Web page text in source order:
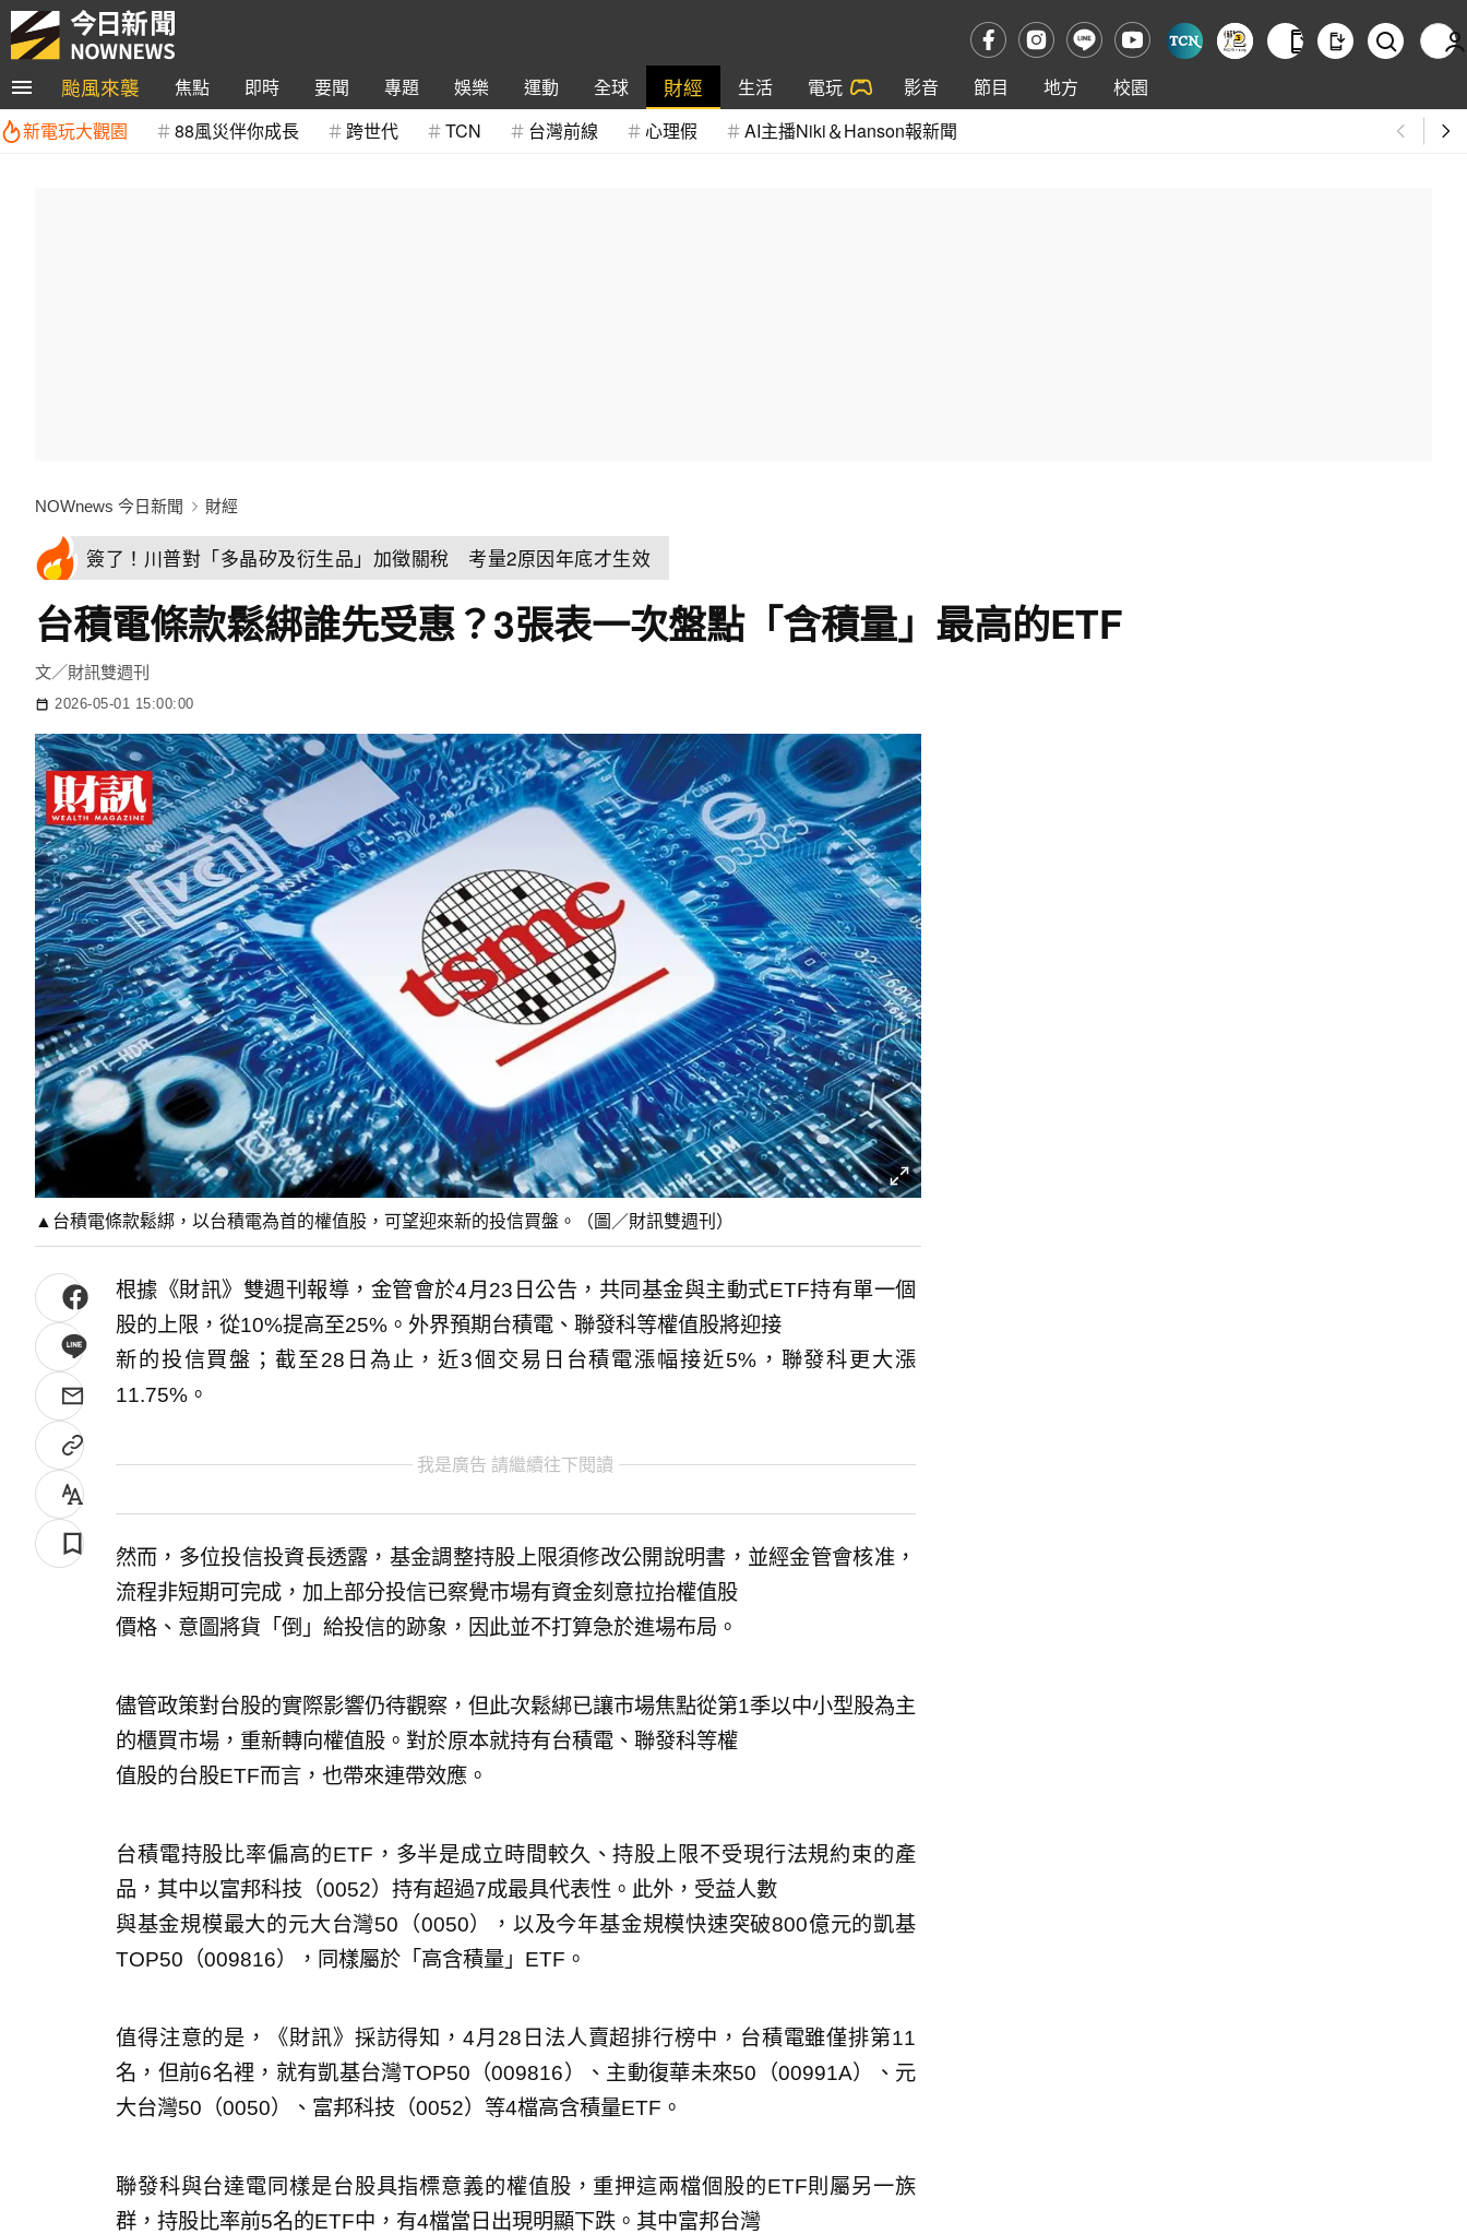
颱風來襲 焦點 即時 要聞 專題 娛樂 運動 全球 財經 生活 電玩 影音 節目 地方
校園
新電玩大觀園
88風災伴你成長 跨世代 TCN 台灣前線 心理假 AI主播Niki＆Hanson報新聞
NOWnews 今日新聞 財經
簽了！川普對「多晶矽及衍生品」加徵關稅 考量2原因年底才生效
台積電條款鬆綁誰先受惠？3張表一次盤點「含積量」最高的ETF
文／財訊雙週刊
2026-05-01 15:00:00
▲台積電條款鬆綁，以台積電為首的權值股，可望迎來新的投信買盤。（圖／財訊雙週刊）
根據《財訊》雙週刊報導，金管會於4月23日公告，共同基金與主動式ETF持有單一個
股的上限，從10%提高至25%。外界預期台積電、聯發科等權值股將迎接
新的投信買盤；截至28日為止，近3個交易日台積電漲幅接近5%，聯發科更大漲
11.75%。
我是廣告 請繼續往下閱讀
然而，多位投信投資長透露，基金調整持股上限須修改公開說明書，並經金管會核准，
流程非短期可完成，加上部分投信已察覺市場有資金刻意拉抬權值股
價格、意圖將貨「倒」給投信的跡象，因此並不打算急於進場布局。
儘管政策對台股的實際影響仍待觀察，但此次鬆綁已讓市場焦點從第1季以中小型股為主
的櫃買市場，重新轉向權值股。對於原本就持有台積電、聯發科等權
值股的台股ETF而言，也帶來連帶效應。
台積電持股比率偏高的ETF，多半是成立時間較久、持股上限不受現行法規約束的產
品，其中以富邦科技（0052）持有超過7成最具代表性。此外，受益人數
與基金規模最大的元大台灣50（0050），以及今年基金規模快速突破800億元的凱基
TOP50（009816），同樣屬於「高含積量」ETF。
值得注意的是，《財訊》採訪得知，4月28日法人賣超排行榜中，台積電雖僅排第11
名，但前6名裡，就有凱基台灣TOP50（009816）、主動復華未來50（00991A）、元
大台灣50（0050）、富邦科技（0052）等4檔高含積量ETF。
聯發科與台達電同樣是台股具指標意義的權值股，重押這兩檔個股的ETF則屬另一族
群，持股比率前5名的ETF中，有4檔當日出現明顯下跌。其中富邦台灣